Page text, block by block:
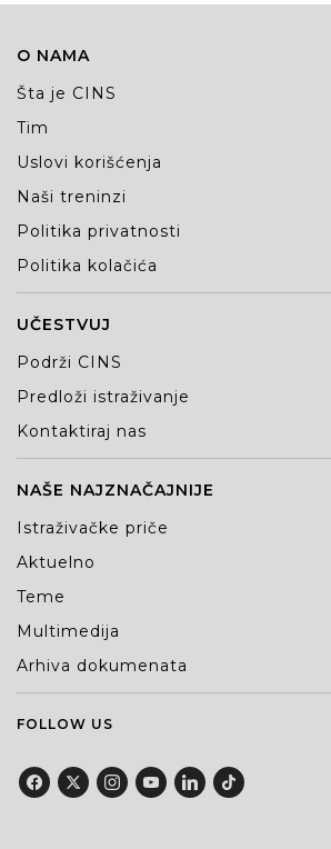
O NAMA
Šta je CINS
Tim
Uslovi korišćenja
Naši treninzi
Politika privatnosti
Politika kolačića
UČESTVUJ
Podrži CINS
Predloži istraživanje
Kontaktiraj nas
NAŠE NAJZNAČAJNIJE
Istraživačke priče
Aktuelno
Teme
Multimedija
Arhiva dokumenata
FOLLOW US